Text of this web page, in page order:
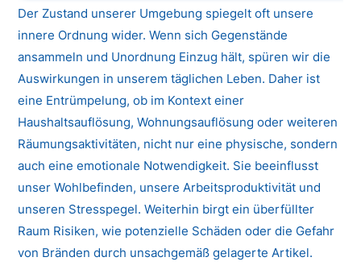
Der Zustand unserer Umgebung spiegelt oft unsere
innere Ordnung wider. Wenn sich Gegenstände
ansammeln und Unordnung Einzug hält, spüren wir die
Auswirkungen in unserem täglichen Leben. Daher ist
eine Entrümpelung, ob im Kontext einer
Haushaltsauflösung, Wohnungsauflösung oder weiteren
Räumungsaktivitäten, nicht nur eine physische, sondern
auch eine emotionale Notwendigkeit. Sie beeinflusst
unser Wohlbefinden, unsere Arbeitsproduktivität und
unseren Stresspegel. Weiterhin birgt ein überfüllter
Raum Risiken, wie potenzielle Schäden oder die Gefahr
von Bränden durch unsachgemäß gelagerte Artikel.